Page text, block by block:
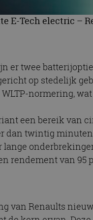
E-Tech electric –
er twee
op stedelijk
normering,
een bereik van
twintig
rendement van
van Renaults